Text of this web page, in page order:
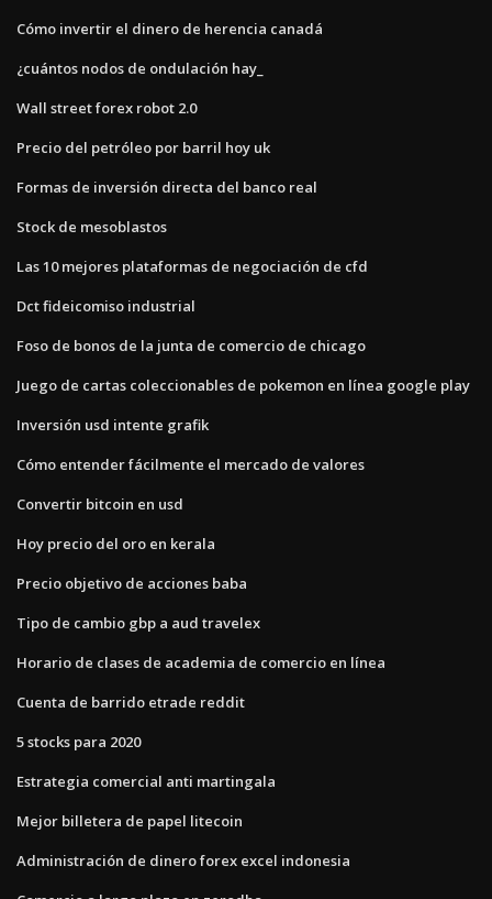
Cómo invertir el dinero de herencia canadá
¿cuántos nodos de ondulación hay_
Wall street forex robot 2.0
Precio del petróleo por barril hoy uk
Formas de inversión directa del banco real
Stock de mesoblastos
Las 10 mejores plataformas de negociación de cfd
Dct fideicomiso industrial
Foso de bonos de la junta de comercio de chicago
Juego de cartas coleccionables de pokemon en línea google play
Inversión usd intente grafik
Cómo entender fácilmente el mercado de valores
Convertir bitcoin en usd
Hoy precio del oro en kerala
Precio objetivo de acciones baba
Tipo de cambio gbp a aud travelex
Horario de clases de academia de comercio en línea
Cuenta de barrido etrade reddit
5 stocks para 2020
Estrategia comercial anti martingala
Mejor billetera de papel litecoin
Administración de dinero forex excel indonesia